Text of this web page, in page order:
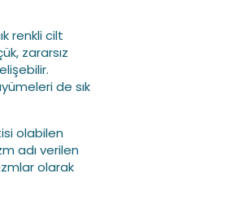
renkli cilt
zararsız
de sık
olabilen
adı verilen
olarak